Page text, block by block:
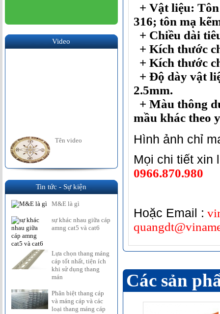
Video
Tên video
Tin tức - Sự kiện
M&E là gì
sự khác nhau giữa cáp
amng cat5 và cat6
Lựa chọn thang máng
cáp tốt nhất, tiện ích
khi sử dụng thang
mán
Phân biệt thang cáp
và máng cáp và các
loại thang máng cáp
+ Vật liệu:
316; tôn mạ
+ Chiều dài
+ Kích thước
+ Kích thước
+ Độ dày vật
2.5mm.
+ Màu thông
mầu khác theo
Hình ảnh chỉ
Mọi chi tiết xin
0966.870.980
Hoặc Email :
Các sản